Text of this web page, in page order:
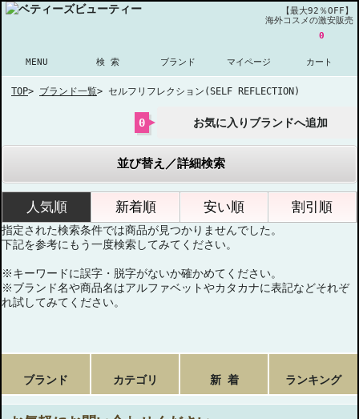
【最大92％OFF】
海外コスメの激安販売
MENU 検 索 ブランド マイページ
0
カート
TOP> ブランド一覧> セルフリフレクション(SELF REFLECTION)
0 お気に入りブランドへ追加
並び替え／詳細検索
人気順 新着順 安い順 割引順
指定された検索条件では商品が見つかりませんでした。
下記を参考にもう一度検索してみてください。
※キーワードに誤字・脱字がないか確かめてください。
※ブランド名や商品名はアルファベットやカタカナに表記などそれぞ
れ試してみてください。
ブランド カテゴリ 新 着 ランキング